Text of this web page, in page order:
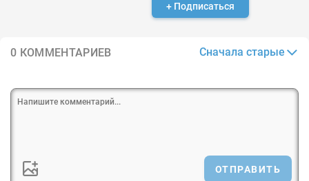
+ Подписаться
0 КОММЕНТАРИЕВ Сначала старые
ОТПРАВИТЬ